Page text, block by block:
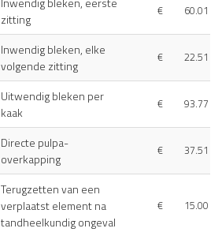
zitting
€ 60.01
Inwendig bleken, elke
volgende zitting
€ 22.51
Uitwendig bleken per
kaak
€ 93.77
Directe pulpa-
overkapping
€ 37.51
Terugzetten van een
verplaatst element na
tandheelkundig ongeval
€ 15.00